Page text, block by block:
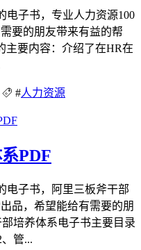
电子书，专业人力资源100
要的朋友带来有益的帮
主要内容：介绍了在HR在
#人力资源
PDF
电子书，阿里三板斧干部
品，希望能给有需要的朋
培养体系电子书主要目录
管...